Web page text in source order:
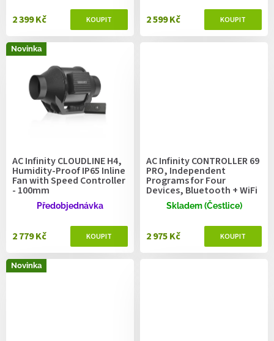
2 399 Kč 2 599 Kč
Novinka
AC Infinity CLOUDLINE H4,
Humidity-Proof IP65 Inline
Fan with Speed Controller
- 100mm
Předobjednávka
2 779 Kč
AC Infinity CONTROLLER 69
PRO, Independent
Programs for Four
Devices, Bluetooth + WiFi
Skladem (Čestlice)
2 975 Kč
Novinka